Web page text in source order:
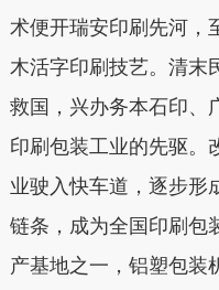
术便开瑞安印刷先河，
木活字印刷技艺。清末
救国，兴办务本石印、
印刷包装工业的先驱。
业驶入快车道，逐步形
链条，成为全国印刷包
产基地之一，铝塑包装